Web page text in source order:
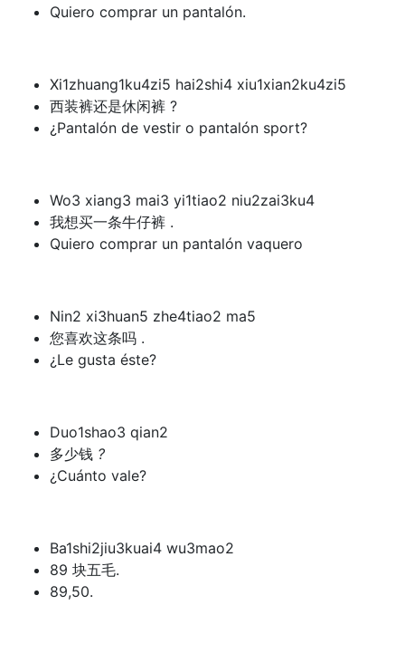
Quiero comprar un pantalón.
Xi1zhuang1ku4zi5 hai2shi4 xiu1xian2ku4zi5
西装裤还是休闲裤 ?
¿Pantalón de vestir o pantalón sport?
Wo3 xiang3 mai3 yi1tiao2 niu2zai3ku4
我想买一条牛仔裤 .
Quiero comprar un pantalón vaquero
Nin2 xi3huan5 zhe4tiao2 ma5
您喜欢这条吗 .
¿Le gusta éste?
Duo1shao3 qian2
多少钱 ?
¿Cuánto vale?
Ba1shi2jiu3kuai4 wu3mao2
89 块五毛.
89,50.